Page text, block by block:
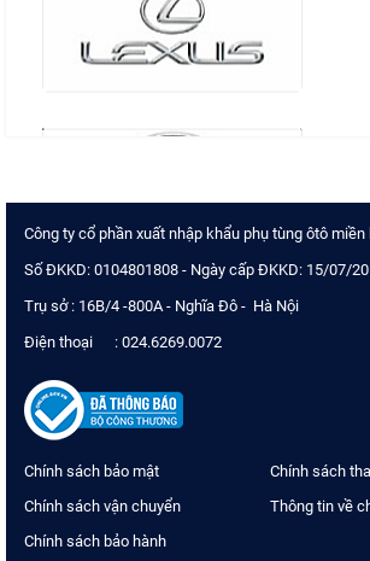
Công ty cổ phần xuất nhập khẩu phụ tùng ôtô miền
Số ĐKKD: 0104801808 - Ngày cấp ĐKKD: 15/07/
Trụ sở : 16B/4 -800A - Nghĩa Đô - Hà Nội
Điện thoại : 024.6269.0072
Chính sách bảo mật
Chính sách
Chính sách vận chuyển
Thông tin về
Chính sách bảo hành